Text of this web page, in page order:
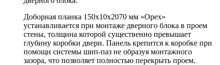
Доборная планка 150х10х2070 мм «Орех»
устанавливается при монтаже дверного блока в проем
стены, толщина которой существенно превышает
глубину коробки двери. Панель крепится к коробке при
помощи системы шип-паз не образуя монтажного
зазора, что позволяет полностью перекрыть проем.